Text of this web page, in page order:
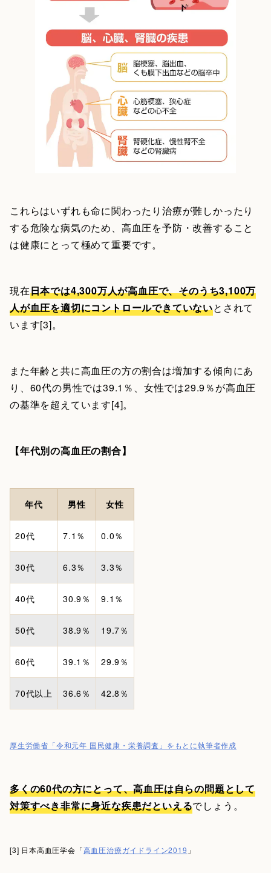
これらはいずれも命に関わったり治療が難しかったり
する危険な病気のため、高血圧を予防・改善すること
は健康にとって極めて重要です。
現在日本では4,300万人が高血圧で、そのうち3,100万
人が血圧を適切にコントロールできていないとされて
います[3]。
また年齢と共に高血圧の方の割合は増加する傾向にあ
り、60代の男性では39.1％、女性では29.9％が高血圧
の基準を超えています[4]。
【年代別の高血圧の割合】
年代 男性 女性
20代 7.1％ 0.0％
30代 6.3％ 3.3％
40代 30.9％ 9.1％
50代 38.9％ 19.7％
60代 39.1％ 29.9％
70代以上 36.6％ 42.8％
厚生労働省「令和元年 国民健康・栄養調査」をもとに執筆者作成
多くの60代の方にとって、高血圧は自らの問題として
対策すべき非常に身近な疾患だといえるでしょう。
[3] 日本高血圧学会「高血圧治療ガイドライン2019 」